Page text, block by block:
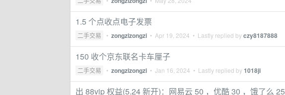
1.5 个点收点电子发票
二手交易 • zongzizongzi • Apr 19, 2024 • Lastly replied byczy8187888
150 收个京东联名卡车厘子
二手交易 • zongzizongzi • Jan 16, 2024 • Lastly replied by1018ji
出 88vip 权益(5.24 新开)：网易云 50 ，优酷 30 ，饿了么 25